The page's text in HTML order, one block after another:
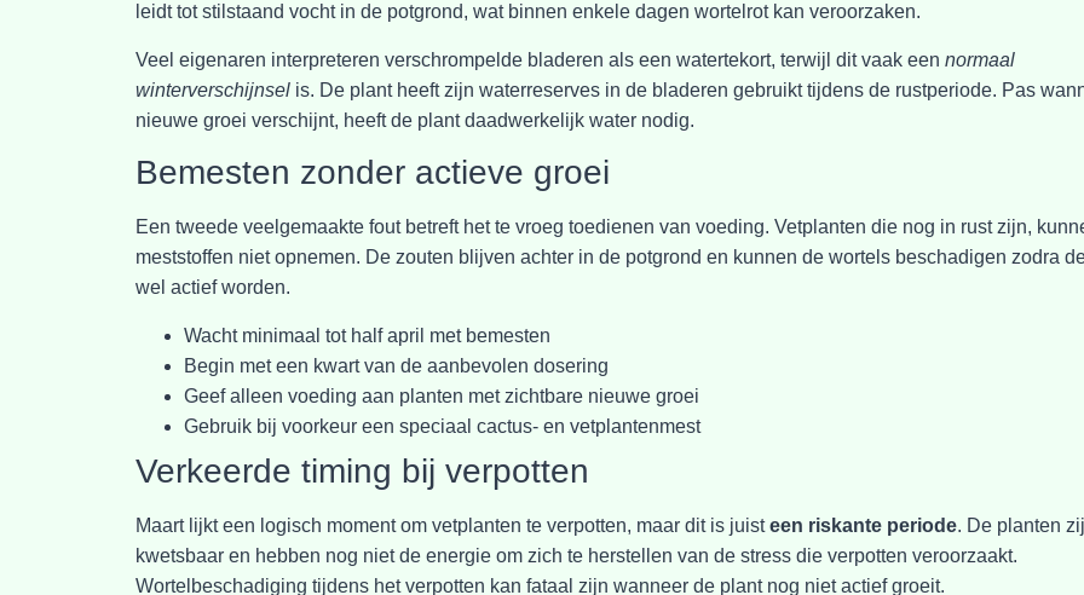
leidt tot stilstaand vocht in de potgrond, wat binnen enkele dagen wortelrot kan veroorzaken.
Veel eigenaren interpreteren verschrompelde bladeren als een watertekort, terwijl dit vaak een normaal
winterverschijnsel is. De plant heeft zijn waterreserves in de bladeren gebruikt tijdens de rustperiode. Pas
nieuwe groei verschijnt, heeft de plant daadwerkelijk water nodig.
Bemesten zonder actieve groei
Een tweede veelgemaakte fout betreft het te vroeg toedienen van voeding. Vetplanten die nog in rust zijn,
meststoffen niet opnemen. De zouten blijven achter in de potgrond en kunnen de wortels beschadigen zodra
wel actief worden.
Wacht minimaal tot half april met bemesten
Begin met een kwart van de aanbevolen dosering
Geef alleen voeding aan planten met zichtbare nieuwe groei
Gebruik bij voorkeur een speciaal cactus- en vetplantenmest
Verkeerde timing bij verpotten
Maart lijkt een logisch moment om vetplanten te verpotten, maar dit is juisteen riskante periode. De planten
kwetsbaar en hebben nog niet de energie om zich te herstellen van de stress die verpotten veroorzaakt.
Wortelbeschadiging tijdens het verpotten kan fataal zijn wanneer de plant nog niet actief groeit.